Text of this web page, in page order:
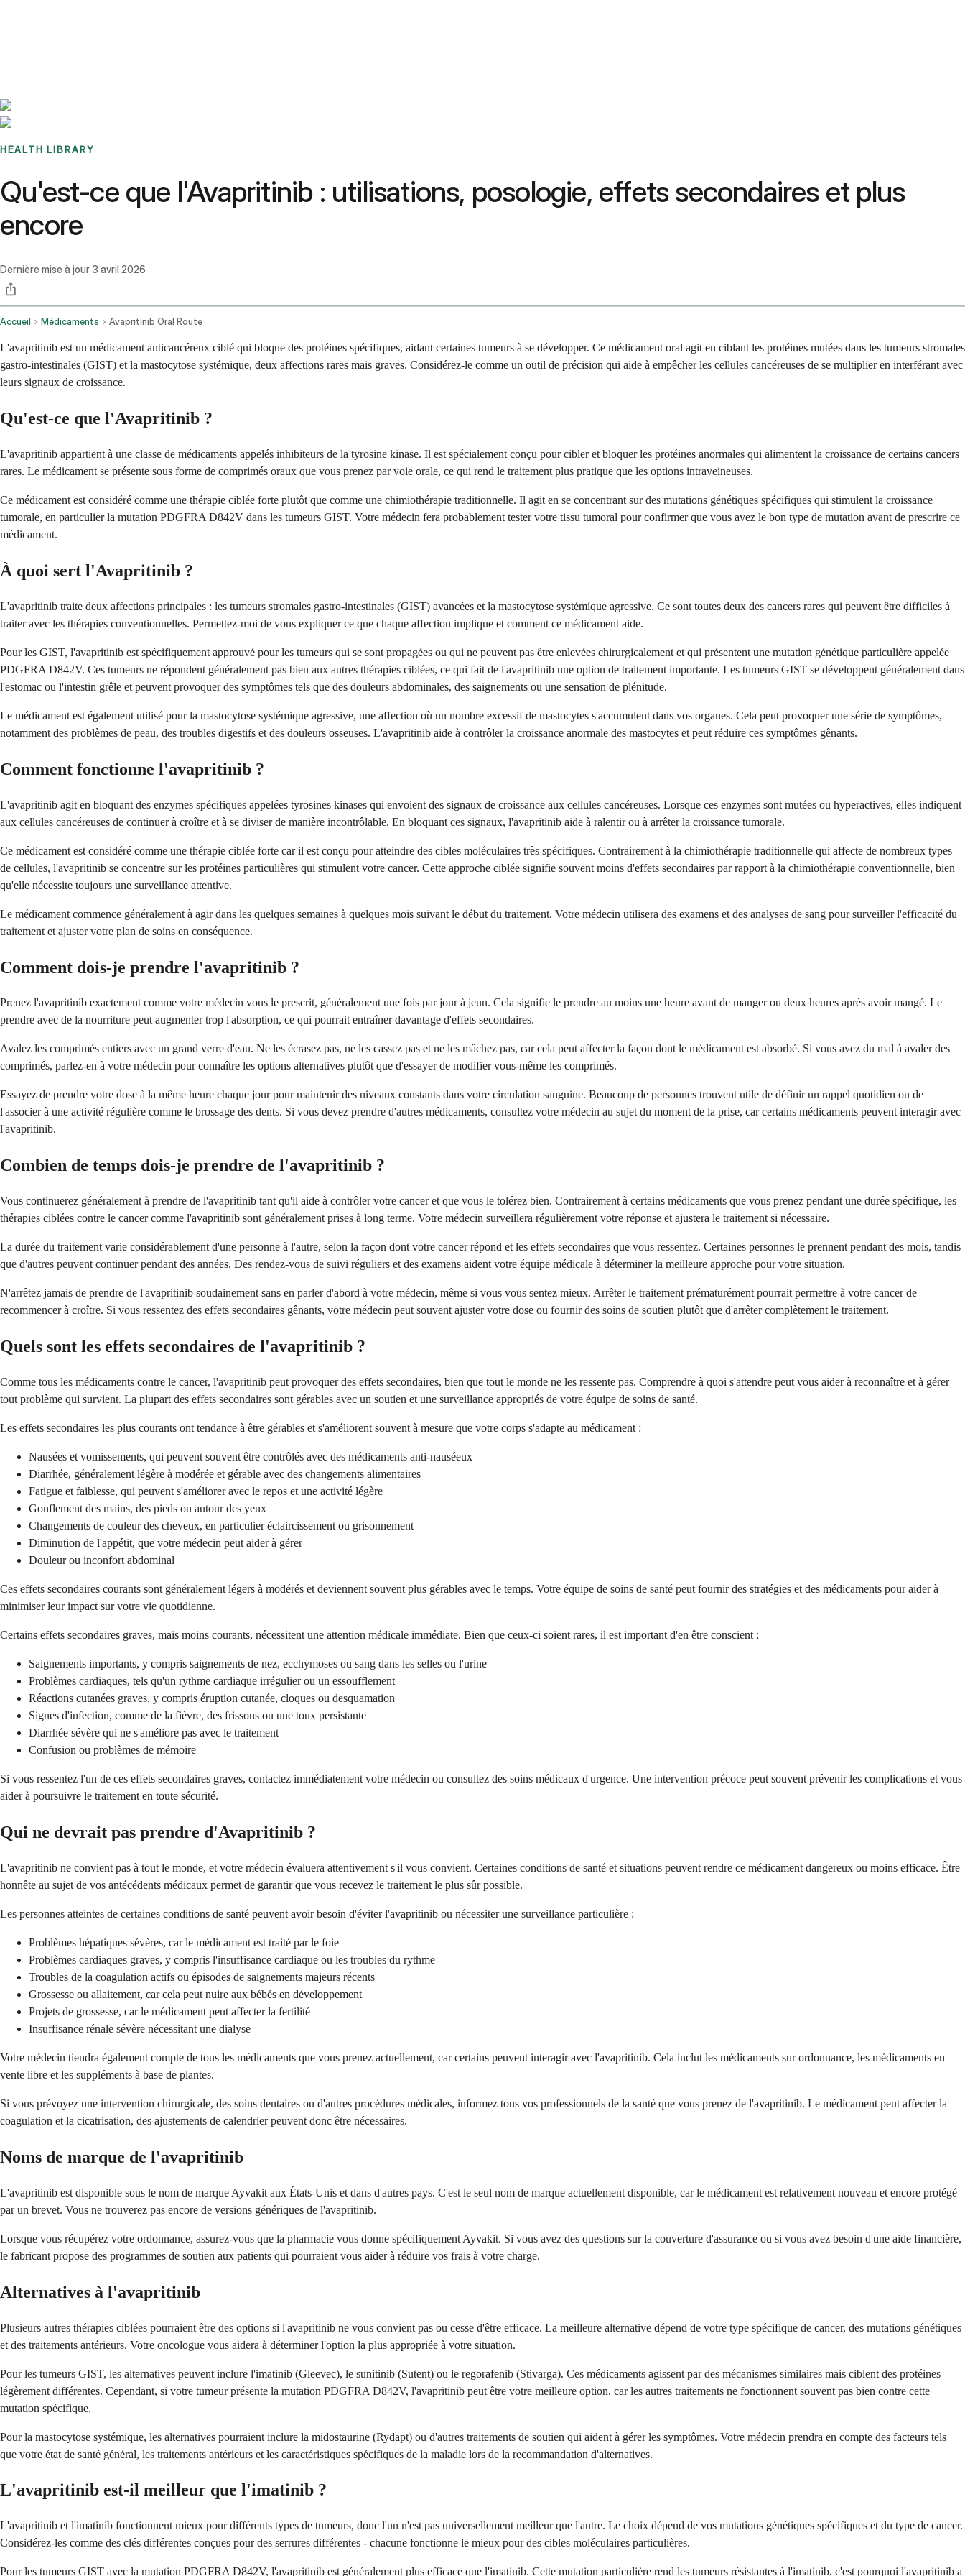
HEALTH LIBRARY
Qu'est-ce que l'Avapritinib : utilisations, posologie, effets secondaires et plus
encore
Dernière mise à jour3 avril 2026
Accueil Médicaments Avapritinib Oral Route
L'avapritinib est un médicament anticancéreux ciblé qui bloque des protéines spécifiques, aidant certaines tumeurs à se développer. Ce médicament oral agit en ciblant les protéines mutées dans les tumeurs stromales
gastro-intestinales (GIST) et la mastocytose systémique, deux affections rares mais graves. Considérez-le comme un outil de précision qui aide à empêcher les cellules cancéreuses de se multiplier en interférant avec
leurs signaux de croissance.
Qu'est-ce que l'Avapritinib ?
L'avapritinib appartient à une classe de médicaments appelés inhibiteurs de la tyrosine kinase. Il est spécialement conçu pour cibler et bloquer les protéines anormales qui alimentent la croissance de certains cancers
rares. Le médicament se présente sous forme de comprimés oraux que vous prenez par voie orale, ce qui rend le traitement plus pratique que les options intraveineuses.
Ce médicament est considéré comme une thérapie ciblée forte plutôt que comme une chimiothérapie traditionnelle. Il agit en se concentrant sur des mutations génétiques spécifiques qui stimulent la croissance
tumorale, en particulier la mutation PDGFRA D842V dans les tumeurs GIST. Votre médecin fera probablement tester votre tissu tumoral pour confirmer que vous avez le bon type de mutation avant de prescrire ce
médicament.
À quoi sert l'Avapritinib ?
L'avapritinib traite deux affections principales : les tumeurs stromales gastro-intestinales (GIST) avancées et la mastocytose systémique agressive. Ce sont toutes deux des cancers rares qui peuvent être difficiles à
traiter avec les thérapies conventionnelles. Permettez-moi de vous expliquer ce que chaque affection implique et comment ce médicament aide.
Pour les GIST, l'avapritinib est spécifiquement approuvé pour les tumeurs qui se sont propagées ou qui ne peuvent pas être enlevées chirurgicalement et qui présentent une mutation génétique particulière appelée
PDGFRA D842V. Ces tumeurs ne répondent généralement pas bien aux autres thérapies ciblées, ce qui fait de l'avapritinib une option de traitement importante. Les tumeurs GIST se développent généralement dans
l'estomac ou l'intestin grêle et peuvent provoquer des symptômes tels que des douleurs abdominales, des saignements ou une sensation de plénitude.
Le médicament est également utilisé pour la mastocytose systémique agressive, une affection où un nombre excessif de mastocytes s'accumulent dans vos organes. Cela peut provoquer une série de symptômes,
notamment des problèmes de peau, des troubles digestifs et des douleurs osseuses. L'avapritinib aide à contrôler la croissance anormale des mastocytes et peut réduire ces symptômes gênants.
Comment fonctionne l'avapritinib ?
L'avapritinib agit en bloquant des enzymes spécifiques appelées tyrosines kinases qui envoient des signaux de croissance aux cellules cancéreuses. Lorsque ces enzymes sont mutées ou hyperactives, elles indiquent
aux cellules cancéreuses de continuer à croître et à se diviser de manière incontrôlable. En bloquant ces signaux, l'avapritinib aide à ralentir ou à arrêter la croissance tumorale.
Ce médicament est considéré comme une thérapie ciblée forte car il est conçu pour atteindre des cibles moléculaires très spécifiques. Contrairement à la chimiothérapie traditionnelle qui affecte de nombreux types
de cellules, l'avapritinib se concentre sur les protéines particulières qui stimulent votre cancer. Cette approche ciblée signifie souvent moins d'effets secondaires par rapport à la chimiothérapie conventionnelle, bien
qu'elle nécessite toujours une surveillance attentive.
Le médicament commence généralement à agir dans les quelques semaines à quelques mois suivant le début du traitement. Votre médecin utilisera des examens et des analyses de sang pour surveiller l'efficacité du
traitement et ajuster votre plan de soins en conséquence.
Comment dois-je prendre l'avapritinib ?
Prenez l'avapritinib exactement comme votre médecin vous le prescrit, généralement une fois par jour à jeun. Cela signifie le prendre au moins une heure avant de manger ou deux heures après avoir mangé. Le
prendre avec de la nourriture peut augmenter trop l'absorption, ce qui pourrait entraîner davantage d'effets secondaires.
Avalez les comprimés entiers avec un grand verre d'eau. Ne les écrasez pas, ne les cassez pas et ne les mâchez pas, car cela peut affecter la façon dont le médicament est absorbé. Si vous avez du mal à avaler des
comprimés, parlez-en à votre médecin pour connaître les options alternatives plutôt que d'essayer de modifier vous-même les comprimés.
Essayez de prendre votre dose à la même heure chaque jour pour maintenir des niveaux constants dans votre circulation sanguine. Beaucoup de personnes trouvent utile de définir un rappel quotidien ou de
l'associer à une activité régulière comme le brossage des dents. Si vous devez prendre d'autres médicaments, consultez votre médecin au sujet du moment de la prise, car certains médicaments peuvent interagir avec
l'avapritinib.
Combien de temps dois-je prendre de l'avapritinib ?
Vous continuerez généralement à prendre de l'avapritinib tant qu'il aide à contrôler votre cancer et que vous le tolérez bien. Contrairement à certains médicaments que vous prenez pendant une durée spécifique, les
thérapies ciblées contre le cancer comme l'avapritinib sont généralement prises à long terme. Votre médecin surveillera régulièrement votre réponse et ajustera le traitement si nécessaire.
La durée du traitement varie considérablement d'une personne à l'autre, selon la façon dont votre cancer répond et les effets secondaires que vous ressentez. Certaines personnes le prennent pendant des mois, tandis
que d'autres peuvent continuer pendant des années. Des rendez-vous de suivi réguliers et des examens aident votre équipe médicale à déterminer la meilleure approche pour votre situation.
N'arrêtez jamais de prendre de l'avapritinib soudainement sans en parler d'abord à votre médecin, même si vous vous sentez mieux. Arrêter le traitement prématurément pourrait permettre à votre cancer de
recommencer à croître. Si vous ressentez des effets secondaires gênants, votre médecin peut souvent ajuster votre dose ou fournir des soins de soutien plutôt que d'arrêter complètement le traitement.
Quels sont les effets secondaires de l'avapritinib ?
Comme tous les médicaments contre le cancer, l'avapritinib peut provoquer des effets secondaires, bien que tout le monde ne les ressente pas. Comprendre à quoi s'attendre peut vous aider à reconnaître et à gérer
tout problème qui survient. La plupart des effets secondaires sont gérables avec un soutien et une surveillance appropriés de votre équipe de soins de santé.
Les effets secondaires les plus courants ont tendance à être gérables et s'améliorent souvent à mesure que votre corps s'adapte au médicament :
Nausées et vomissements, qui peuvent souvent être contrôlés avec des médicaments anti-nauséeux
Diarrhée, généralement légère à modérée et gérable avec des changements alimentaires
Fatigue et faiblesse, qui peuvent s'améliorer avec le repos et une activité légère
Gonflement des mains, des pieds ou autour des yeux
Changements de couleur des cheveux, en particulier éclaircissement ou grisonnement
Diminution de l'appétit, que votre médecin peut aider à gérer
Douleur ou inconfort abdominal
Ces effets secondaires courants sont généralement légers à modérés et deviennent souvent plus gérables avec le temps. Votre équipe de soins de santé peut fournir des stratégies et des médicaments pour aider à
minimiser leur impact sur votre vie quotidienne.
Certains effets secondaires graves, mais moins courants, nécessitent une attention médicale immédiate. Bien que ceux-ci soient rares, il est important d'en être conscient :
Saignements importants, y compris saignements de nez, ecchymoses ou sang dans les selles ou l'urine
Problèmes cardiaques, tels qu'un rythme cardiaque irrégulier ou un essoufflement
Réactions cutanées graves, y compris éruption cutanée, cloques ou desquamation
Signes d'infection, comme de la fièvre, des frissons ou une toux persistante
Diarrhée sévère qui ne s'améliore pas avec le traitement
Confusion ou problèmes de mémoire
Si vous ressentez l'un de ces effets secondaires graves, contactez immédiatement votre médecin ou consultez des soins médicaux d'urgence. Une intervention précoce peut souvent prévenir les complications et vous
aider à poursuivre le traitement en toute sécurité.
Qui ne devrait pas prendre d'Avapritinib ?
L'avapritinib ne convient pas à tout le monde, et votre médecin évaluera attentivement s'il vous convient. Certaines conditions de santé et situations peuvent rendre ce médicament dangereux ou moins efficace. Être
honnête au sujet de vos antécédents médicaux permet de garantir que vous recevez le traitement le plus sûr possible.
Les personnes atteintes de certaines conditions de santé peuvent avoir besoin d'éviter l'avapritinib ou nécessiter une surveillance particulière :
Problèmes hépatiques sévères, car le médicament est traité par le foie
Problèmes cardiaques graves, y compris l'insuffisance cardiaque ou les troubles du rythme
Troubles de la coagulation actifs ou épisodes de saignements majeurs récents
Grossesse ou allaitement, car cela peut nuire aux bébés en développement
Projets de grossesse, car le médicament peut affecter la fertilité
Insuffisance rénale sévère nécessitant une dialyse
Votre médecin tiendra également compte de tous les médicaments que vous prenez actuellement, car certains peuvent interagir avec l'avapritinib. Cela inclut les médicaments sur ordonnance, les médicaments en
vente libre et les suppléments à base de plantes.
Si vous prévoyez une intervention chirurgicale, des soins dentaires ou d'autres procédures médicales, informez tous vos professionnels de la santé que vous prenez de l'avapritinib. Le médicament peut affecter la
coagulation et la cicatrisation, des ajustements de calendrier peuvent donc être nécessaires.
Noms de marque de l'avapritinib
L'avapritinib est disponible sous le nom de marque Ayvakit aux États-Unis et dans d'autres pays. C'est le seul nom de marque actuellement disponible, car le médicament est relativement nouveau et encore protégé
par un brevet. Vous ne trouverez pas encore de versions génériques de l'avapritinib.
Lorsque vous récupérez votre ordonnance, assurez-vous que la pharmacie vous donne spécifiquement Ayvakit. Si vous avez des questions sur la couverture d'assurance ou si vous avez besoin d'une aide financière,
le fabricant propose des programmes de soutien aux patients qui pourraient vous aider à réduire vos frais à votre charge.
Alternatives à l'avapritinib
Plusieurs autres thérapies ciblées pourraient être des options si l'avapritinib ne vous convient pas ou cesse d'être efficace. La meilleure alternative dépend de votre type spécifique de cancer, des mutations génétiques
et des traitements antérieurs. Votre oncologue vous aidera à déterminer l'option la plus appropriée à votre situation.
Pour les tumeurs GIST, les alternatives peuvent inclure l'imatinib (Gleevec), le sunitinib (Sutent) ou le regorafenib (Stivarga). Ces médicaments agissent par des mécanismes similaires mais ciblent des protéines
légèrement différentes. Cependant, si votre tumeur présente la mutation PDGFRA D842V, l'avapritinib peut être votre meilleure option, car les autres traitements ne fonctionnent souvent pas bien contre cette
mutation spécifique.
Pour la mastocytose systémique, les alternatives pourraient inclure la midostaurine (Rydapt) ou d'autres traitements de soutien qui aident à gérer les symptômes. Votre médecin prendra en compte des facteurs tels
que votre état de santé général, les traitements antérieurs et les caractéristiques spécifiques de la maladie lors de la recommandation d'alternatives.
L'avapritinib est-il meilleur que l'imatinib ?
L'avapritinib et l'imatinib fonctionnent mieux pour différents types de tumeurs, donc l'un n'est pas universellement meilleur que l'autre. Le choix dépend de vos mutations génétiques spécifiques et du type de cancer.
Considérez-les comme des clés différentes conçues pour des serrures différentes - chacune fonctionne le mieux pour des cibles moléculaires particulières.
Pour les tumeurs GIST avec la mutation PDGFRA D842V, l'avapritinib est généralement plus efficace que l'imatinib. Cette mutation particulière rend les tumeurs résistantes à l'imatinib, c'est pourquoi l'avapritinib a